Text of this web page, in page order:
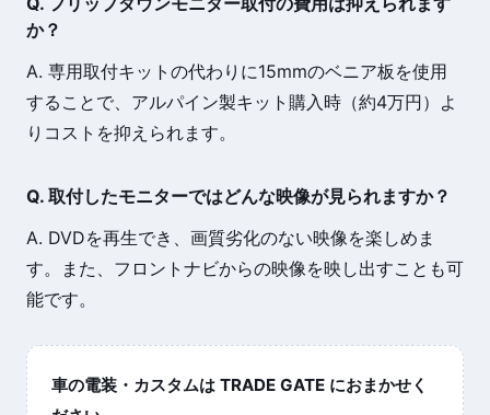
か？
A. 専用取付キットの代わりに15mmのベニア板を使用
することで、アルパイン製キット購入時（約4万円）よ
りコストを抑えられます。
Q. 取付したモニターではどんな映像が見られますか？
A. DVDを再生でき、画質劣化のない映像を楽しめま
す。また、フロントナビからの映像を映し出すことも可
能です。
車の電装・カスタムは TRADE GATE におまかせく